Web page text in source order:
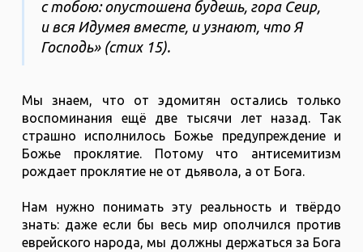
с тобою: опустошена будешь, гора Сеир,
и вся Идумея вместе, и узнают, что Я
Господь» (стих 15).
Мы знаем, что от эдомитян остались только
воспоминания ещё две тысячи лет назад. Так
страшно исполнилось Божье предупреждение и
Божье проклятие. Потому что антисемитизм
рождает проклятие не от дьявола, а от Бога.
Нам нужно понимать эту реальность и твёрдо
знать: даже если бы весь мир ополчился против
еврейского народа, мы должны держаться за Бога